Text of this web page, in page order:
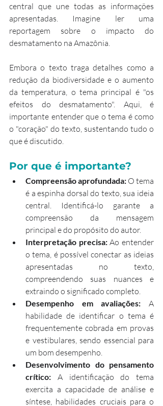
central que une todas as informações
apresentadas. Imagine ler uma
reportagem sobre o impacto do
desmatamento na Amazônia.
Embora o texto traga detalhes como a
redução da biodiversidade e o aumento
da temperatura, o tema principal é "os
efeitos do desmatamento". Aqui, é
importante entender que o tema é como
o "coração" do texto, sustentando tudo o
que é discutido.
Por que é importante?
Compreensão aprofundada: O tema
é a espinha dorsal do texto, sua ideia
central. Identificá-lo garante a
compreensão da mensagem
principal e do propósito do autor.
Interpretação precisa: Ao entender
o tema, é possível conectar as ideias
apresentadas no texto,
compreendendo suas nuances e
extraindo o significado completo.
Desempenho em avaliações: A
habilidade de identificar o tema é
frequentemente cobrada em provas
e vestibulares, sendo essencial para
um bom desempenho.
Desenvolvimento do pensamento
crítico: A identificação do tema
exercita a capacidade de análise e
síntese, habilidades cruciais para o